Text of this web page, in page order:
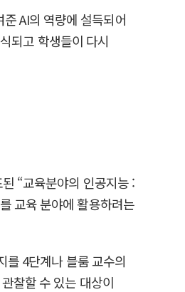
AI의 역량에 설득되어
되고 학생들이 다시
“교육분야의 인공지능 :
교육 분야에 활용하려는
4단계나 블룸 교수의
찰할 수 있는 대상이